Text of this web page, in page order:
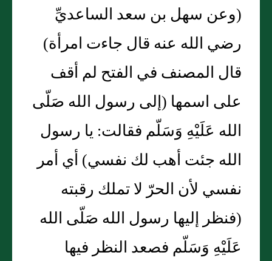
(وعن سهل بن سعد الساعديِّ
رضي الله عنه قال جاءت امرأة)
قال المصنف في الفتح لم أقف
على اسمها (إلى رسول الله صَلّى
الله عَلَيْهِ وَسَلّم فقالت: يا رسول
الله جئت أهب لك نفسي) أي أمر
نفسي لأن الحرّ لا تملك رقبته
(فنظر إليها رسول الله صَلّى الله
عَلَيْهِ وَسَلّم فصعد النظر فيها